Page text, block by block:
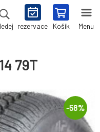
rezervace Košík Menu
79T
-58%